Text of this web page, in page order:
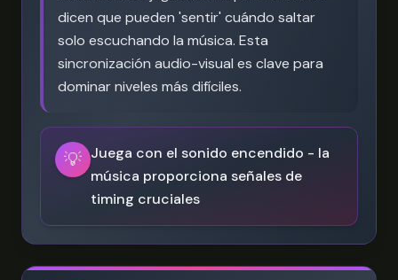
dicen que pueden 'sentir' cuándo saltar
solo escuchando la música. Esta
sincronización audio-visual es clave para
dominar niveles más difíciles.
💡 Juega con el sonido encendido - la
música proporciona señales de
timing cruciales